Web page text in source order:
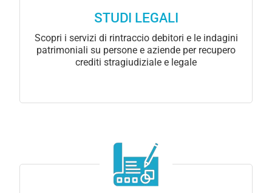
STUDI LEGALI
Scopri i servizi di rintraccio debitori e le indagini
patrimoniali su persone e aziende per recupero
crediti stragiudiziale e legale